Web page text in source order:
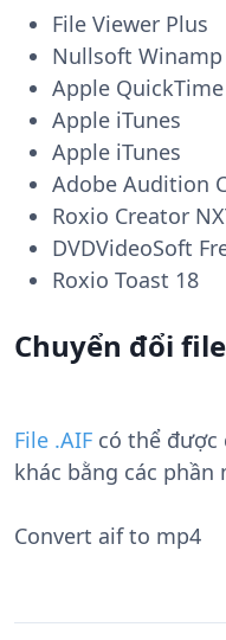
File Viewer Plus
Nullsoft Winamp
Apple
Apple iTunes
Apple iTunes
Adobe Audition
Roxio Creator
DVDVideoSoft
Roxio Toast 18
Chuyển đổi
File .AIF có thể được
khác bằng các
Convert aif to mp4